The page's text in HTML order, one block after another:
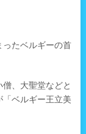
ったベルギーの首
、大聖堂などと
ベルギー王立美